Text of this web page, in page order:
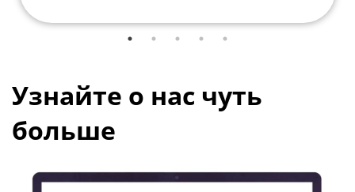
Узнайте о нас чуть
больше